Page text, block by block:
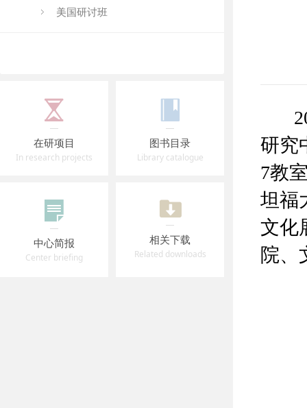
美国研讨班
在研项目
In research projects
图书目录
Library catalogue
中心简报
Center briefing
相关下载
Related downloads
研究
7教
坦福
文化
院、